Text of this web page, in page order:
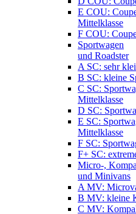
E COU:
Mittelklasse
F COU:
Sportwagen
und Roadster
A SC: sehr
B SC: kleine
C SC:
Mittelklasse
D SC:
E SC:
Mittelklasse
F SC:
F+ SC:
Micro-,
und Minivans
A MV:
B MV: kleine
C MV: